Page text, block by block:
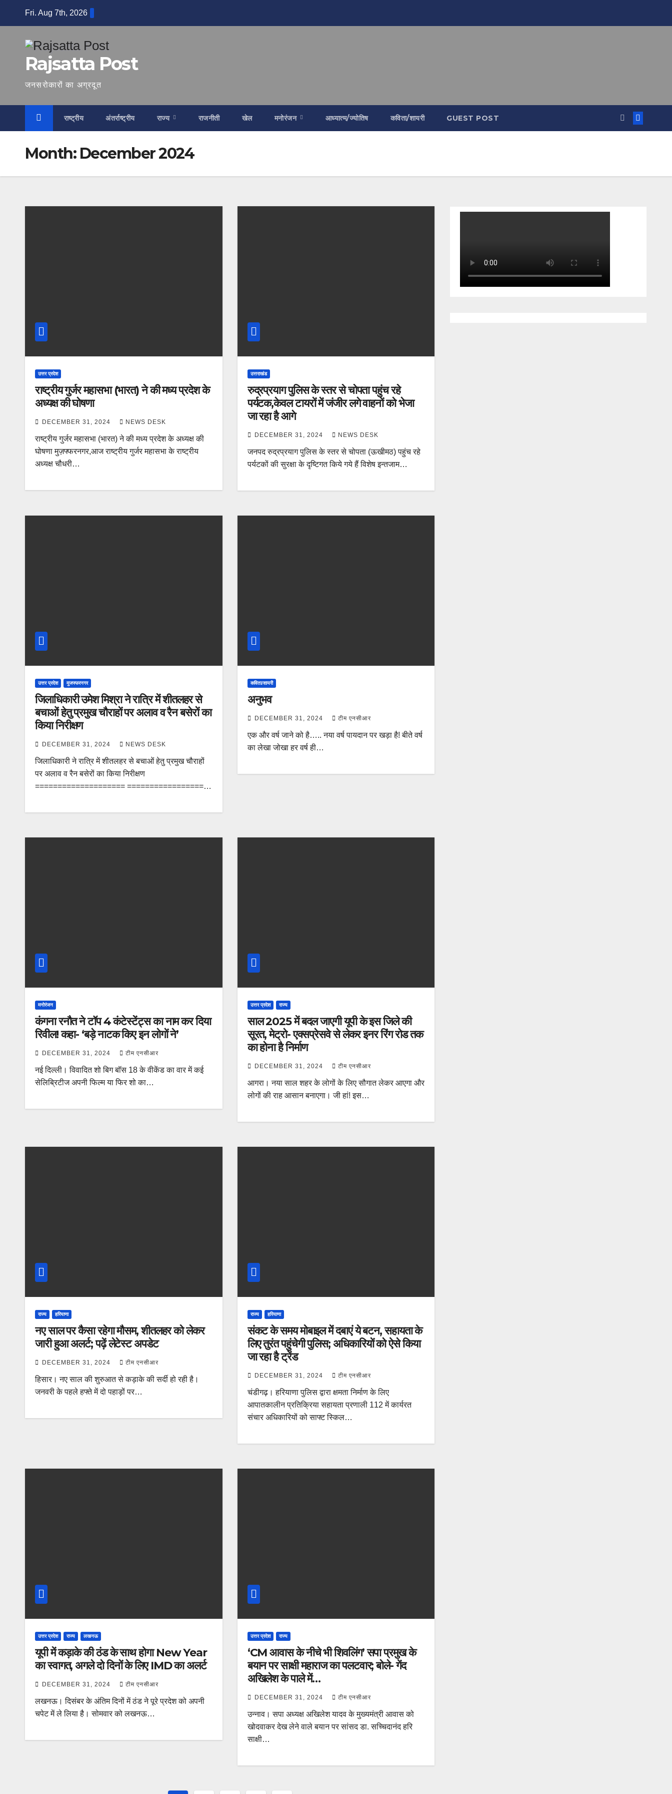
Fri. Aug 7th, 2026
Rajsatta Post
जनसरोकारों का अग्रदूत
राष्ट्रीय अंतर्राष्ट्रीय राज्य राजनीती खेल मनोरंजन आध्यात्म/ज्योतिष कविता/शायरी GUEST POST
Month: December 2024
उत्तर प्रदेश
राष्ट्रीय गुर्जर महासभा (भारत) ने की मध्य प्रदेश के
अध्यक्ष की घोषणा
DECEMBER 31, 2024 NEWS DESK
राष्ट्रीय गुर्जर महासभा (भारत) ने की मध्य प्रदेश के अध्यक्ष की
घोषणा मुज़फ्फरनगर,आज राष्ट्रीय गुर्जर महासभा के राष्ट्रीय
अध्यक्ष चौधरी…
उत्तराखंड
रुद्रप्रयाग पुलिस के स्तर से चोपता पहुंच रहे
पर्यटक,केवल टायरों में जंजीर लगे वाहनों को भेजा
जा रहा है आगे
DECEMBER 31, 2024 NEWS DESK
जनपद रुद्रप्रयाग पुलिस के स्तर से चोपता (ऊखीमठ) पहुंच रहे
पर्यटकों की सुरक्षा के दृष्टिगत किये गये हैं विशेष इन्तजाम…
उत्तर प्रदेश मुजफ्फरनगर
जिलाधिकारी उमेश मिश्रा ने रात्रि में शीतलहर से
बचाओं हेतु प्रमुख चौराहों पर अलाव व रैन बसेरों का
किया निरीक्षण
DECEMBER 31, 2024 NEWS DESK
जिलाधिकारी ने रात्रि में शीतलहर से बचाओं हेतु प्रमुख चौराहों
पर अलाव व रैन बसेरों का किया निरीक्षण
==================== =================…
कविता/शायरी
अनुभव
DECEMBER 31, 2024 टीम एनसीआर
एक और वर्ष जाने को है….. नया वर्ष पायदान पर खड़ा है! बीते वर्ष
का लेखा जोखा हर वर्ष ही…
मनोरंजन
कंगना रनौत ने टॉप 4 कंटेस्टेंट्स का नाम कर दिया
रिवील! कहा- ‘बड़े नाटक किए इन लोगों ने’
DECEMBER 31, 2024 टीम एनसीआर
नई दिल्ली। विवादित शो बिग बॉस 18 के वीकेंड का वार में कई
सेलिब्रिटीज अपनी फिल्म या फिर शो का…
उत्तर प्रदेश राज्य
साल 2025 में बदल जाएगी यूपी के इस जिले की
सूरत, मेट्रो- एक्सप्रेसवे से लेकर इनर रिंग रोड तक
का होना है निर्माण
DECEMBER 31, 2024 टीम एनसीआर
आगरा। नया साल शहर के लोगों के लिए सौगात लेकर आएगा और
लोगों की राह आसान बनाएगा। जी हां! इस…
राज्य हरियाणा
नए साल पर कैसा रहेगा मौसम, शीतलहर को लेकर
जारी हुआ अलर्ट; पढ़ें लेटेस्ट अपडेट
DECEMBER 31, 2024 टीम एनसीआर
हिसार। नए साल की शुरुआत से कड़ाके की सर्दी हो रही है।
जनवरी के पहले हफ्ते में दो पहाड़ों पर…
राज्य हरियाणा
संकट के समय मोबाइल में दबाएं ये बटन, सहायता के
लिए तुरंत पहुंचेगी पुलिस; अधिकारियों को ऐसे किया
जा रहा है ट्रेंड
DECEMBER 31, 2024 टीम एनसीआर
चंडीगढ़। हरियाणा पुलिस द्वारा क्षमता निर्माण के लिए
आपातकालीन प्रतिक्रिया सहायता प्रणाली 112 में कार्यरत
संचार अधिकारियों को साफ्ट स्किल…
उत्तर प्रदेश राज्य लखनऊ
यूपी में कड़ाके की ठंड के साथ होगा New Year
का स्वागत, अगले दो दिनों के लिए IMD का अलर्ट
DECEMBER 31, 2024 टीम एनसीआर
लखनऊ। दिसंबर के अंतिम दिनों में ठंड ने पूरे प्रदेश को अपनी
चपेट में ले लिया है। सोमवार को लखनऊ…
उत्तर प्रदेश राज्य
‘CM आवास के नीचे भी शिवलिंग’ सपा प्रमुख के
बयान पर साक्षी महाराज का पलटवार; बोले- गेंद
अखिलेश के पाले में…
DECEMBER 31, 2024 टीम एनसीआर
उन्नाव। सपा अध्यक्ष अखिलेश यादव के मुख्यमंत्री आवास को
खोदवाकर देख लेने वाले बयान पर सांसद डा. सच्चिदानंद हरि
साक्षी…